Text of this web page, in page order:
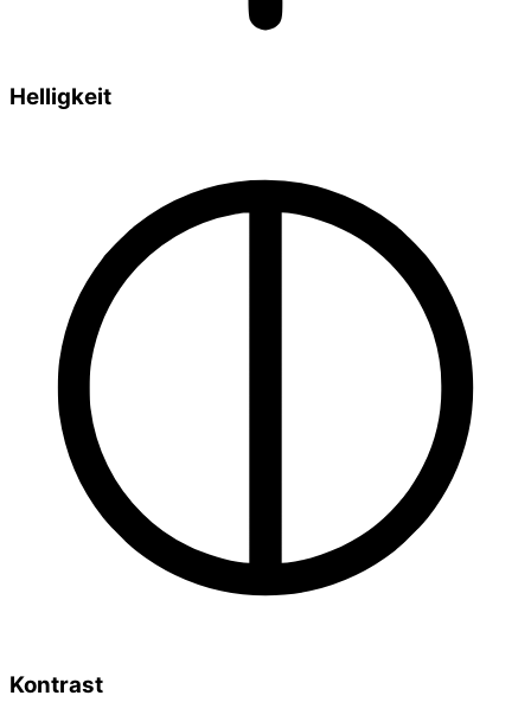
Helligkeit
Kontrast